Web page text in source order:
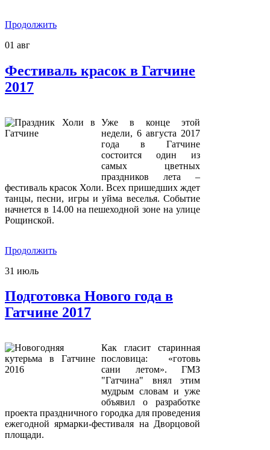
Продолжить
01 авг
Фестиваль красок в Гатчине
2017
Уже в конце этой
недели, 6 августа 2017
года в Гатчине
состоится один из
самых цветных
праздников лета –
фестиваль красок Холи. Всех пришедших ждет
танцы, песни, игры и уйма веселья. Событие
начнется в 14.00 на пешеходной зоне на улице
Рощинской.
Продолжить
31 июль
Подготовка Нового года в
Гатчине 2017
Как гласит старинная
пословица: «готовь
сани летом». ГМЗ
"Гатчина" внял этим
мудрым словам и уже
объявил о разработке
проекта праздничного городка для проведения
ежегодной ярмарки-фестиваля на Дворцовой
площади.